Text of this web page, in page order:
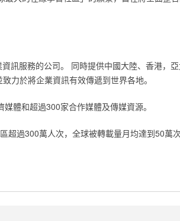
訊服務的公司。 同時提供中國大陸、香港，
力於將企業資訊有效傳遞到世界各地。‎
媒體和超過300家合作媒體及傳媒資源。‎
過300萬人次，全球被轉載量月均達到50萬